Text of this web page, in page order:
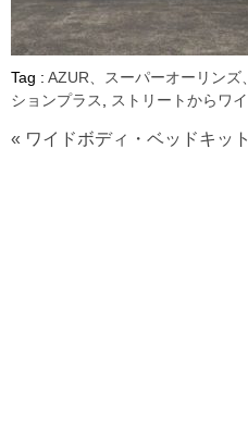
Tag : AZUR、スーパーオーリンズ
ションプラス
ストリートからワ
« ワイドボディ・ベッドキッ